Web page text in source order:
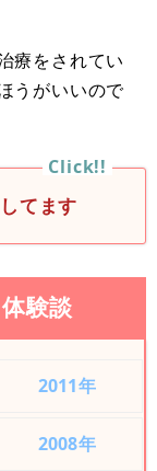
療をされてい
うがいいので
てます
験談
2011年
2008年